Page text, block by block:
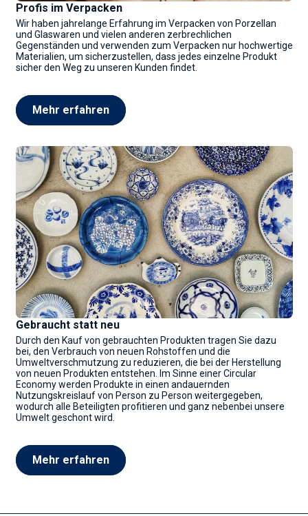
Profis im Verpacken
Wir haben jahrelange Erfahrung im Verpacken von Porzellan
und Glaswaren und vielen anderen zerbrechlichen
Gegenständen und verwenden zum Verpacken nur hochwertige
Materialien, um sicherzustellen, dass jedes einzelne Produkt
sicher den Weg zu unseren Kunden findet.
Mehr erfahren
Gebraucht statt neu
Durch den Kauf von gebrauchten Produkten tragen Sie dazu
bei, den Verbrauch von neuen Rohstoffen und die
Umweltverschmutzung zu reduzieren, die bei der Herstellung
von neuen Produkten entstehen. Im Sinne einer Circular
Economy werden Produkte in einen andauernden
Nutzungskreislauf von Person zu Person weitergegeben,
wodurch alle Beteiligten profitieren und ganz nebenbei unsere
Umwelt geschont wird.
Mehr erfahren